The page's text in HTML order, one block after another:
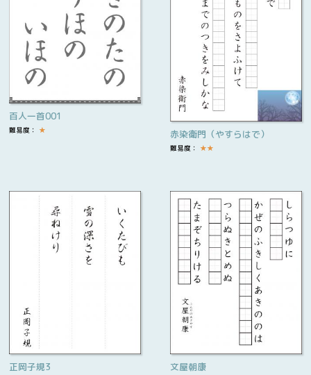
百人一首001
難易度： ★ 赤染衛門（やすらはで）
難易度： ★★
正岡子規3 文屋朝康